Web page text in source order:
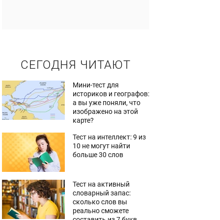
СЕГОДНЯ ЧИТАЮТ
Мини-тест для
историков и географов:
а вы уже поняли, что
изображено на этой
карте?
Тест на интеллект: 9 из
10 не могут найти
больше 30 слов
Тест на активный
словарный запас:
сколько слов вы
реально сможете